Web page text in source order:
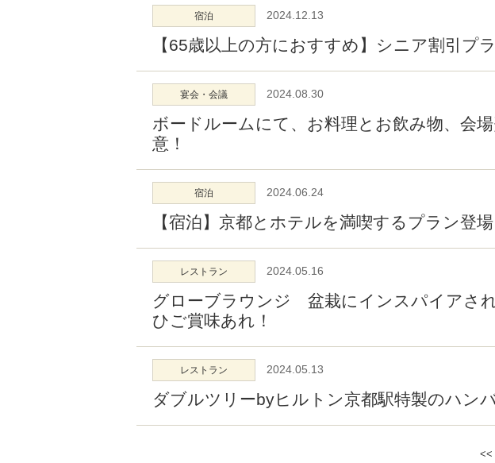
宿泊 2024.12.13
【65歳以上の方におすすめ】シニア割引プ
宴会・会議 2024.08.30
ボードルームにて、お料理とお飲み物、会
意！
宿泊 2024.06.24
【宿泊】京都とホテルを満喫するプラン登
レストラン 2024.05.16
グローブラウンジ 盆栽にインスパイアさ
ひご賞味あれ！
レストラン 2024.05.13
ダブルツリーbyヒルトン京都駅特製のハン
<<